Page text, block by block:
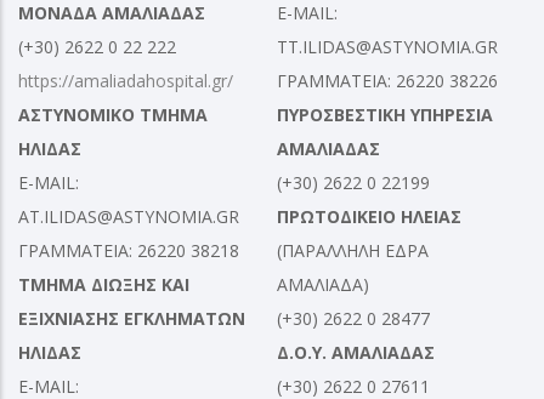
ΜΟΝΑΔΑ ΑΜΑΛΙΑΔΑΣ
(+30) 2622 0 22 222
https://amaliadahospital.gr/
ΑΣΤΥΝΟΜΙΚΟ ΤΜΗΜΑ
ΗΛΙΔΑΣ
E-MAIL:
AT.ILIDAS@ASTYNOMIA.GR
ΓΡΑΜΜΑΤΕΙΑ: 26220 38218
ΤΜΗΜΑ ΔΙΩΞΗΣ ΚΑΙ
ΕΞΙΧΝΙΑΣΗΣ ΕΓΚΛΗΜΑΤΩΝ
ΗΛΙΔΑΣ
E-MAIL:
E-MAIL:
TT.ILIDAS@ASTYNOMIA.GR
ΓΡΑΜΜΑΤΕΙΑ: 26220 38226
ΠΥΡΟΣΒΕΣΤΙΚΗ ΥΠΗΡΕΣΙΑ
ΑΜΑΛΙΑΔΑΣ
(+30) 2622 0 22199
ΠΡΩΤΟΔΙΚΕΙΟ ΗΛΕΙΑΣ
(ΠΑΡΑΛΛΗΛΗ ΕΔΡΑ
ΑΜΑΛΙΑΔΑ)
(+30) 2622 0 28477
Δ.Ο.Υ. ΑΜΑΛΙΑΔΑΣ
(+30) 2622 0 27611